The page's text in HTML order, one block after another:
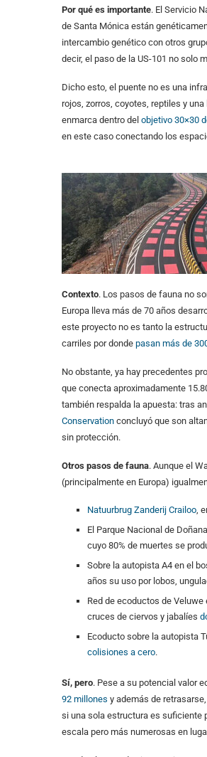
Por qué es importante. El Servicio
de Santa Mónica están
intercambio genético con otros
decir, el paso de la US-101 no solo
Dicho esto, el puente no es una
rojos, zorros, coyotes, reptiles y
enmarca dentro del objetivo 30×30
en este caso conectando los
Contexto. Los pasos de fauna no
Europa lleva más de 70 años
este proyecto no es tanto la
carriles por donde pasan más de
No obstante, ya hay precedentes
que conecta aproximadamente
también respalda la apuesta: tras
Conservation concluyó que son
sin protección.
Otros pasos de fauna. Aunque el
(principalmente en Europa)
Natuurbrug Zanderij Crailoo ,
El Parque Nacional de Doñana
cuyo 80% de muertes se
Sobre la autopista A4 en el
años su uso por lobos,
Red de ecoductos de
cruces de ciervos y jabalíes
Ecoducto sobre la autopista
colisiones a cero.
Sí, pero. Pese a su potencial valor
92 millones y además de
si una sola estructura es suficiente
escala pero más numerosas en